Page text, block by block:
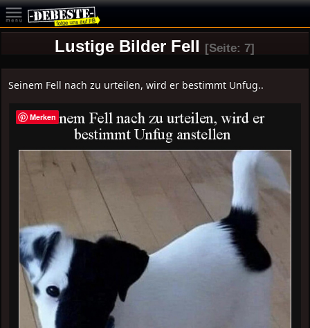
Lustige Bilder Fell [Seite: 7]
Seinem Fell nach zu urteilen, wird er bestimmt Unfug..
Merken